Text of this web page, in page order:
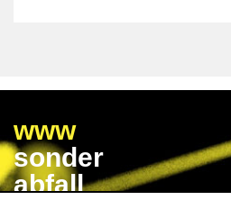
www
sonder
abfall